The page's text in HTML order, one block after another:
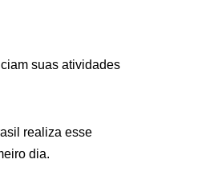
suas atividades
realiza esse
dia.